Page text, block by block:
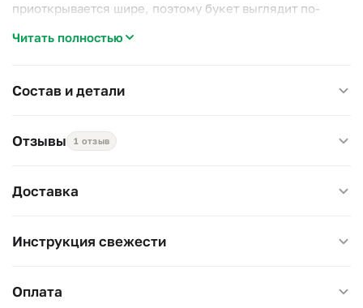
приоткрывается шире, поэтому букет выглядит по-
немногих цветов, что уместно дарить и на 8 Марта, и
Читать полностью
Состав и детали
Отзывы 1 отзыв
Доставка
Инструкция свежести
Оплата